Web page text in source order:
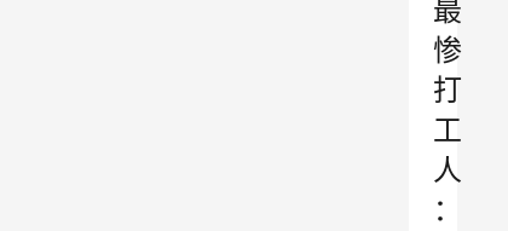
最
惨
打
工
人
：